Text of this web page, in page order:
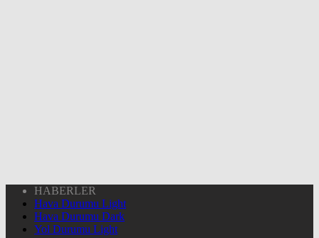
HABERLER
Hava Durumu Light
Hava Durumu Dark
Yol Durumu Light